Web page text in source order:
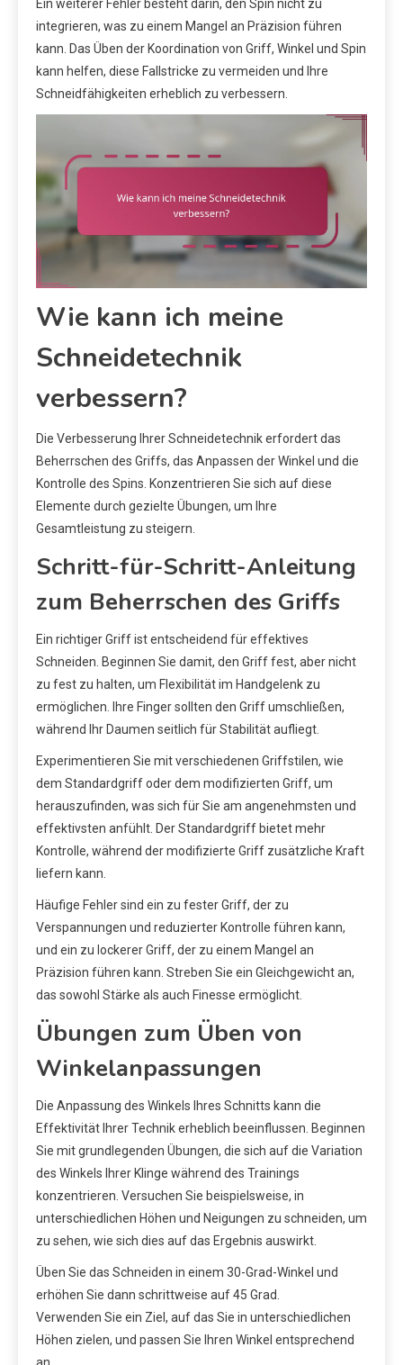
Ein weiterer Fehler besteht darin, den Spin nicht zu
integrieren, was zu einem Mangel an Präzision führen
kann. Das Üben der Koordination von Griff, Winkel und Spin
kann helfen, diese Fallstricke zu vermeiden und Ihre
Schneidfähigkeiten erheblich zu verbessern.
Wie kann ich meine
Schneidetechnik
verbessern?
Die Verbesserung Ihrer Schneidetechnik erfordert das
Beherrschen des Griffs, das Anpassen der Winkel und die
Kontrolle des Spins. Konzentrieren Sie sich auf diese
Elemente durch gezielte Übungen, um Ihre
Gesamtleistung zu steigern.
Schritt-für-Schritt-Anleitung
zum Beherrschen des Griffs
Ein richtiger Griff ist entscheidend für effektives
Schneiden. Beginnen Sie damit, den Griff fest, aber nicht
zu fest zu halten, um Flexibilität im Handgelenk zu
ermöglichen. Ihre Finger sollten den Griff umschließen,
während Ihr Daumen seitlich für Stabilität aufliegt.
Experimentieren Sie mit verschiedenen Griffstilen, wie
dem Standardgriff oder dem modifizierten Griff, um
herauszufinden, was sich für Sie am angenehmsten und
effektivsten anfühlt. Der Standardgriff bietet mehr
Kontrolle, während der modifizierte Griff zusätzliche Kraft
liefern kann.
Häufige Fehler sind ein zu fester Griff, der zu
Verspannungen und reduzierter Kontrolle führen kann,
und ein zu lockerer Griff, der zu einem Mangel an
Präzision führen kann. Streben Sie ein Gleichgewicht an,
das sowohl Stärke als auch Finesse ermöglicht.
Übungen zum Üben von
Winkelanpassungen
Die Anpassung des Winkels Ihres Schnitts kann die
Effektivität Ihrer Technik erheblich beeinflussen. Beginnen
Sie mit grundlegenden Übungen, die sich auf die Variation
des Winkels Ihrer Klinge während des Trainings
konzentrieren. Versuchen Sie beispielsweise, in
unterschiedlichen Höhen und Neigungen zu schneiden, um
zu sehen, wie sich dies auf das Ergebnis auswirkt.
Üben Sie das Schneiden in einem 30-Grad-Winkel und
erhöhen Sie dann schrittweise auf 45 Grad.
Verwenden Sie ein Ziel, auf das Sie in unterschiedlichen
Höhen zielen, und passen Sie Ihren Winkel entsprechend